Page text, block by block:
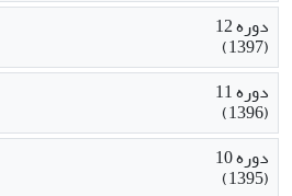
دوره 12
(1397)
دوره 11
(1396)
دوره 10
(1395)